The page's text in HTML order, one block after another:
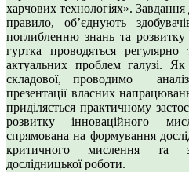
харчових технологіях».
правило, об’єднують
поглибленню знань та
гуртка проводяться
актуальних проблем галузі.
складової, проводимо
презентації власних
приділяється практичному
розвитку інноваційного
спрямована на формування
критичного мислення та
дослідницької роботи.